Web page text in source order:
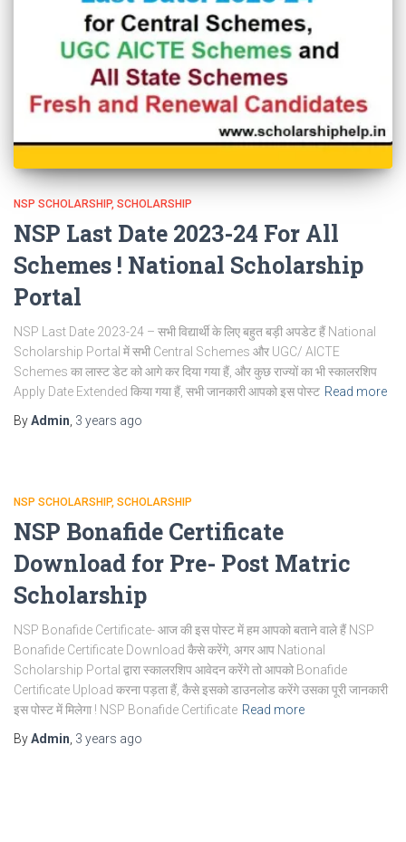
NSP SCHOLARSHIP SCHOLARSHIP
NSP Last Date 2023-24 For All
Schemes ! National Scholarship
Portal
NSP Last Date 2023-24 – सभी विद्यार्थी के लिए बहुत बड़ी अपडेट हैं National
Scholarship Portal में सभी Central Schemes और UGC/ AICTE
Schemes का लास्ट डेट को आगे कर दिया गया हैं, और कुछ राज्यों का भी स्कालरशिप
Apply Date Extended किया गया हैं, सभी जानकारी आपको इस पोस्ट Read more
ByAdmin, 3 years ago
NSP SCHOLARSHIP SCHOLARSHIP
NSP Bonafide Certificate
Download for Pre- Post Matric
Scholarship
NSP Bonafide Certificate- आज की इस पोस्ट में हम आपको बताने वाले हैं NSP
Bonafide Certificate Download कैसे करेंगे, अगर आप National
Scholarship Portal द्वारा स्कालरशिप आवेदन करेंगे तो आपको Bonafide
Certificate Upload करना पड़ता हैं, कैसे इसको डाउनलोड करेंगे उसका पूरी जानकारी
इस पोस्ट में मिलेगा ! NSP Bonafide Certificate Read more
ByAdmin, 3 years ago